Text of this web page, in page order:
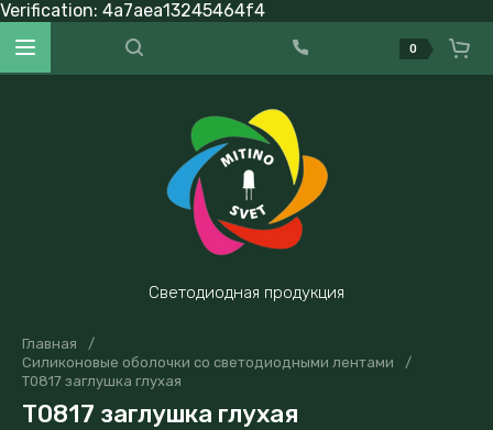
Verification: 4a7aea13245464f4
Светодиодная продукция
0
Главная
/
Силиконовые оболочки со светодиодными лентами
/
T0817 заглушка глухая
T0817 заглушка глухая